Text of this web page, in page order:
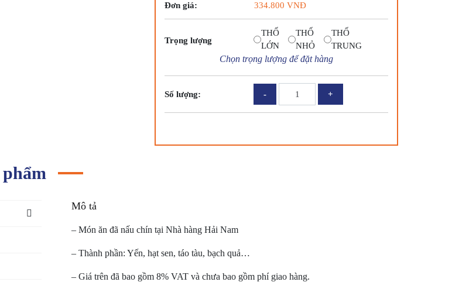
Đơn giá: 334.800 VNĐ
Trọng lượng
THỐ
LỚN
THỐ
NHỎ
THỐ
TRUNG
Chọn trọng lượng để đặt hàng
Số lượng:
THẬP
Mô tả
– Món ăn đã nấu chín tại Nhà hàng Hải Nam
– Thành phần: Yến, hạt sen, táo tàu, bạch quả…
– Giá trên đã bao gồm 8% VAT và chưa bao gồm phí giao hàng.